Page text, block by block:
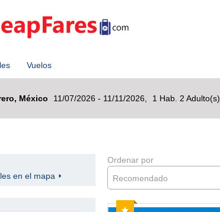
Vuelos
México 11/07/2026 - 11/11/2026, 1 Hab. 2 Adulto(s)
en el mapa
Ordenar por
Recomendado
Recomendado